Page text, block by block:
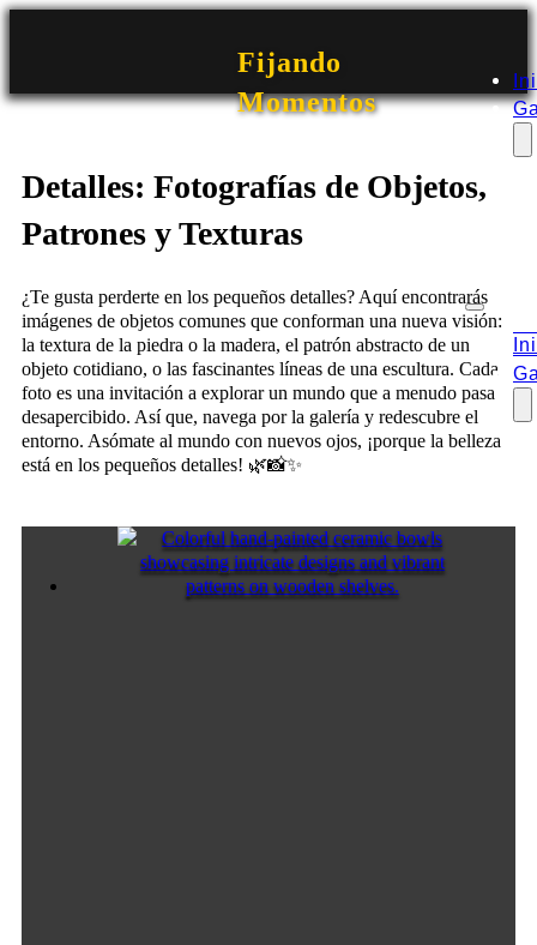
Fijando
Momentos
Detalles: Fotografías de Objetos,
Patrones y Texturas
¿Te gusta perderte en los pequeños detalles? Aquí encontrarás
imágenes de objetos comunes que conforman una nueva visión:
la textura de la piedra o la madera, el patrón abstracto de un
objeto cotidiano, o las fascinantes líneas de una escultura. Cada
foto es una invitación a explorar un mundo que a menudo pasa
desapercibido. Así que, navega por la galería y redescubre el
entorno. Asómate al mundo con nuevos ojos, ¡porque la belleza
está en los pequeños detalles! 🌿📸✨